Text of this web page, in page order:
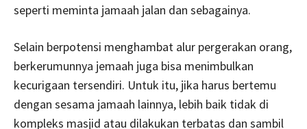
seperti meminta jamaah jalan dan sebagainya.
Selain berpotensi menghambat alur pergerakan orang,
berkerumunnya jemaah juga bisa menimbulkan
kecurigaan tersendiri. Untuk itu, jika harus bertemu
dengan sesama jamaah lainnya, lebih baik tidak di
kompleks masjid atau dilakukan terbatas dan sambil